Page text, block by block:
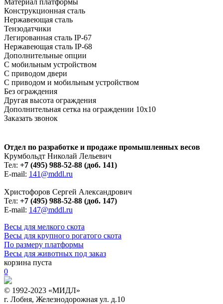
Конструкционная сталь
Нержавеющая сталь
Тензодатчики
Легированная сталь IP-67
Нержавеющая сталь IP-68
Дополнительные опции
С мобильным устройством
С приводом двери
С приводом и мобильным устройством
Без ограждения
Другая высота ограждения
Дополнительная сетка на ограждении 10х10
Заказать звонок
Отдел по разработке и продаже промышленных весов
Крумбольдт Николай Лельевич
Тел: +7 (495) 988-52-88 (доб. 141)
E-mail: 141@mddl.ru
Христофоров Сергей Александрович
Тел: +7 (495) 988-52-88 (доб. 147)
E-mail: 147@mddl.ru
Весы для мелкого скота
Весы для крупного рогатого скота
По размеру платформы
Весы для животных под заказ
корзина пуста
0
© 1992-2023 «МИДЛ»
г. Лобня, Железнодорожная ул. д.10